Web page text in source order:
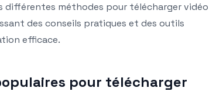
différentes méthodes pour télécharger vidéo
des conseils pratiques et des outils
efficace.
pour télécharger